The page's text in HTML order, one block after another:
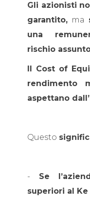
Gli azionisti
garantito, ma
una
rischio
Il Cost of
rendimento
aspettano
Questo
- Se
superiori al